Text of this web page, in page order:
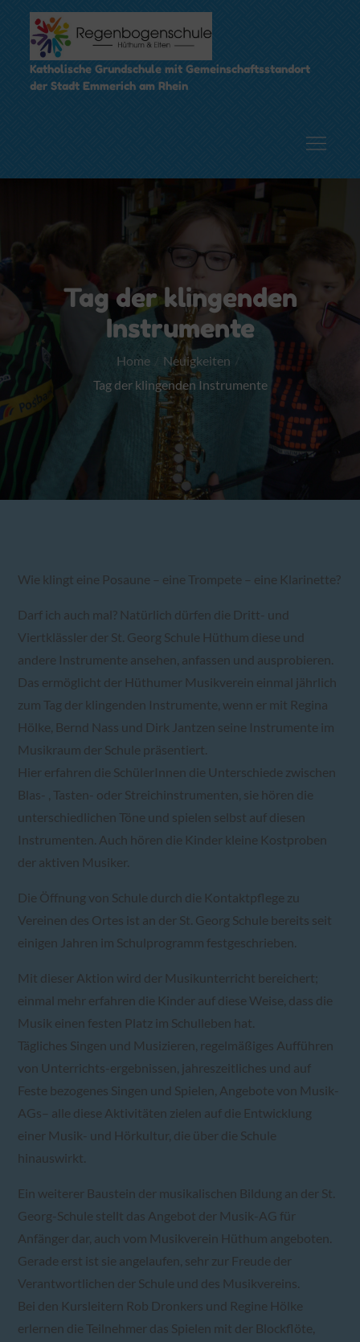
content
Katholische Grundschule mit Gemeinschaftsstandort
der Stadt Emmerich am Rhein
Tag der klingenden
Instrumente
Home
Neuigkeiten
Tag der klingenden Instrumente
Wie klingt eine Posaune – eine Trompete – eine Klarinette?
Darf ich auch mal? Natürlich dürfen die Dritt- und
Viertklässler der St. Georg Schule Hüthum diese und
andere Instrumente ansehen, anfassen und ausprobieren.
Das ermöglicht der Hüthumer Musikverein einmal jährlich
zum Tag der klingenden Instrumente, wenn er mit Regina
Hölke, Bernd Nass und Dirk Jantzen seine Instrumente im
Musikraum der Schule präsentiert.
Hier erfahren die SchülerInnen die Unterschiede zwischen
Blas- , Tasten- oder Streichinstrumenten, sie hören die
unterschiedlichen Töne und spielen selbst auf diesen
Instrumenten. Auch hören die Kinder kleine Kostproben
der aktiven Musiker.
Die Öffnung von Schule durch die Kontaktpflege zu
Vereinen des Ortes ist an der St. Georg Schule bereits seit
einigen Jahren im Schulprogramm festgeschrieben.
Mit dieser Aktion wird der Musikunterricht bereichert;
einmal mehr erfahren die Kinder auf diese Weise, dass die
Musik einen festen Platz im Schulleben hat.
Tägliches Singen und Musizieren, regelmäßiges Aufführen
von Unterrichts-ergebnissen, jahreszeitliches und auf
Feste bezogenes Singen und Spielen, Angebote von Musik-
AGs– alle diese Aktivitäten zielen auf die Entwicklung
einer Musik- und Hörkultur, die über die Schule
hinauswirkt.
Ein weiterer Baustein der musikalischen Bildung an der St.
Georg-Schule stellt das Angebot der Musik-AG für
Anfänger dar, auch vom Musikverein Hüthum angeboten.
Gerade erst ist sie angelaufen, sehr zur Freude der
Verantwortlichen der Schule und des Musikvereins.
Bei den Kursleitern Rob Dronkers und Regine Hölke
erlernen die Teilnehmer das Spielen mit der Blockflöte,